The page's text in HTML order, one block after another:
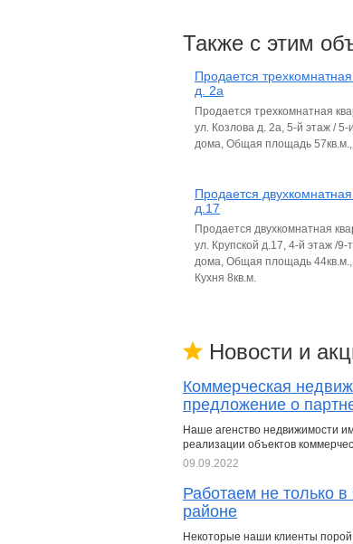
Также с этим
Продается
д. 2а
Продается трехкомнатная
ул. Козлова д. 2а, 5-й этаж / 5-
дома, Общая площадь 57кв.м.,
Продается
д.17
Продается двухкомнатная
ул. Крупской д.17, 4-й этаж /9-
дома, Общая площадь
Кухня 8кв.м.
Новости и
Коммерческая
предложение о
Наше агенство недвижимости
реализации объектов
09.09.2022
Работаем не только
районе
Некоторые наши клиенты